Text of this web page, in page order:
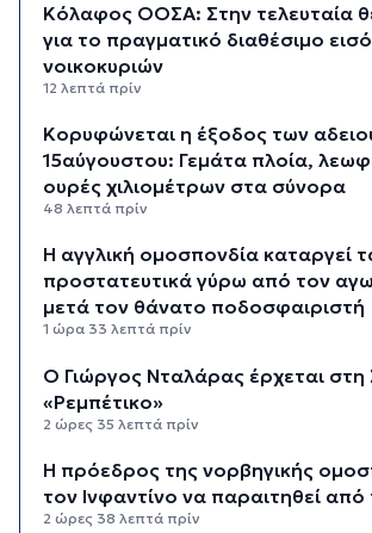
Κόλαφος ΟΟΣΑ: Στην τελευταία
για το πραγματικό διαθέσιμο
νοικοκυριών
12 λεπτά πρίν
Κορυφώνεται η έξοδος των
15αύγουστου: Γεμάτα πλοία,
ουρές χιλιομέτρων στα σύνορα
48 λεπτά πρίν
Η αγγλική ομοσπονδία καταργεί
προστατευτικά γύρω από τον
μετά τον θάνατο ποδοσφαιριστή
1 ώρα 33 λεπτά πρίν
Ο Γιώργος Νταλάρας έρχεται στη
«Ρεμπέτικο»
2 ώρες 35 λεπτά πρίν
Η πρόεδρος της νορβηγικής
τον Ινφαντίνο να παραιτηθεί από
2 ώρες 38 λεπτά πρίν